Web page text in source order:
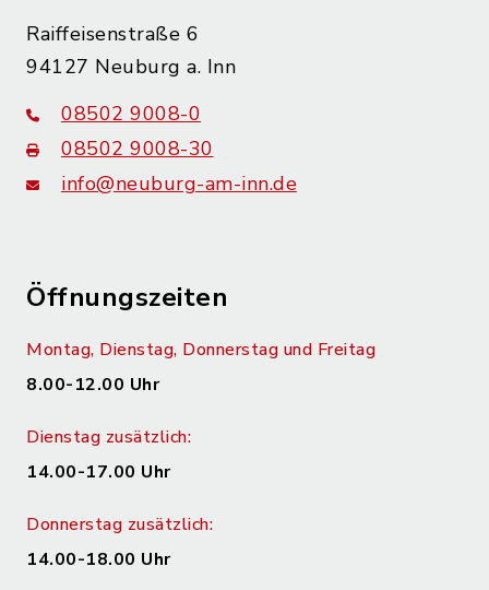
Raiffeisenstraße 6
94127 Neuburg a. Inn
08502 9008-0
08502 9008-30
info@neuburg-am-inn.de
Öffnungszeiten
Montag, Dienstag, Donnerstag und Freitag
8.00-12.00 Uhr
Dienstag zusätzlich:
14.00-17.00 Uhr
Donnerstag zusätzlich:
14.00-18.00 Uhr